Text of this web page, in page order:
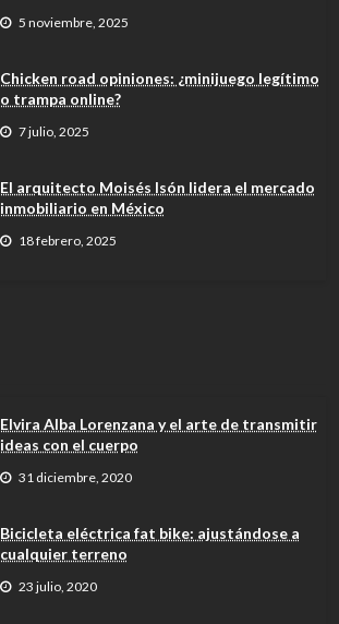
5 noviembre, 2025
Chicken road opiniones: ¿minijuego legítimo
o trampa online?
7 julio, 2025
El arquitecto Moisés Isón lidera el mercado
inmobiliario en México
18 febrero, 2025
Elvira Alba Lorenzana y el arte de transmitir
ideas con el cuerpo
31 diciembre, 2020
Bicicleta eléctrica fat bike: ajustándose a
cualquier terreno
23 julio, 2020